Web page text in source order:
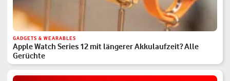
GADGETS & WEARABLES
Apple Watch Series 12 mit längerer Akkulaufzeit? Alle
Gerüchte